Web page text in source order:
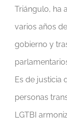
Triángulo, ha
varios años
gobierno y
Es de justicia
personas
LGTBI